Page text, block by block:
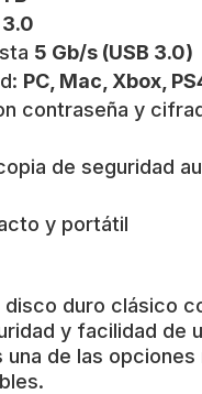
3.0
5 Gb/s (USB 3.0)
PC, Mac, Xbox,
contraseña y
de seguridad
y portátil
disco duro clásico
y facilidad de
una de las opciones